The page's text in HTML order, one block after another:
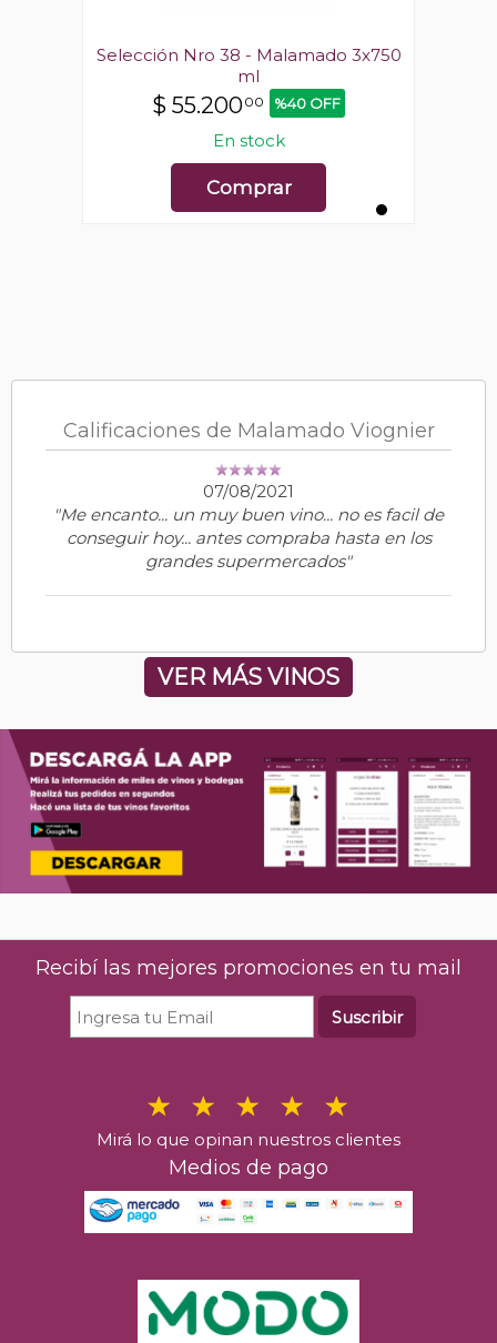
Selección Nro 38 - Malamado 3x750
ml
$ 55.20000 %40 OFF
En stock
Comprar
Calificaciones de Malamado Viognier
07/08/2021
"Me encanto... un muy buen vino... no es facil de
conseguir hoy... antes compraba hasta en los
grandes supermercados"
VER MÁS VINOS
Recibí las mejores promociones en tu mail
Suscribir
Mirá lo que opinan nuestros clientes
Medios de pago